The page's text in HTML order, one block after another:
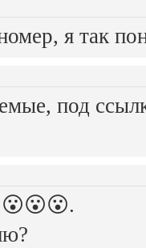
я так
под
😮😮😮.